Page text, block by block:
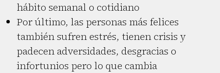
hábito semanal o cotidiano
Por último, las personas más felices
también sufren estrés, tienen crisis y
padecen adversidades, desgracias o
infortunios pero lo que cambia